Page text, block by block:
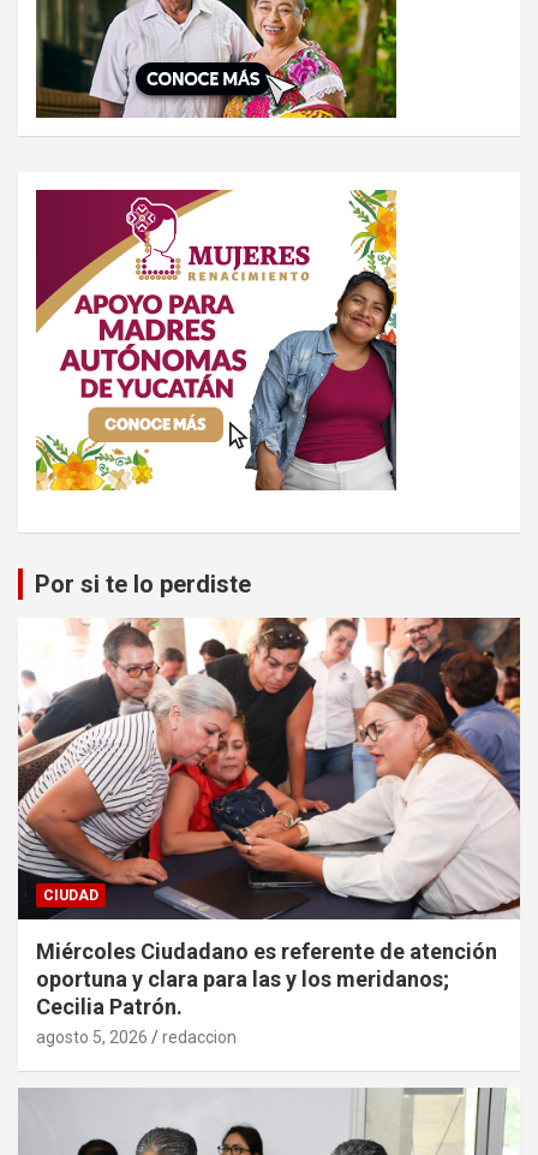
Por si te lo perdiste
CIUDAD
Miércoles Ciudadano es referente de atención
oportuna y clara para las y los meridanos;
Cecilia Patrón.
agosto 5, 2026 redaccion